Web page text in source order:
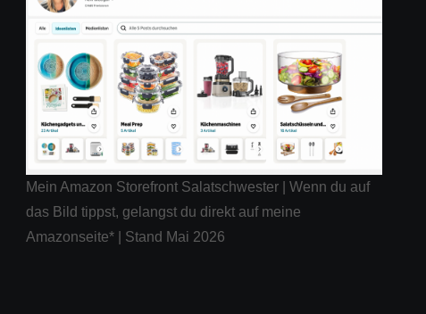
Mein Amazon Storefront Salatschwester | Wenn du auf
das Bild tippst, gelangst du direkt auf meine
Amazonseite* | Stand Mai 2026